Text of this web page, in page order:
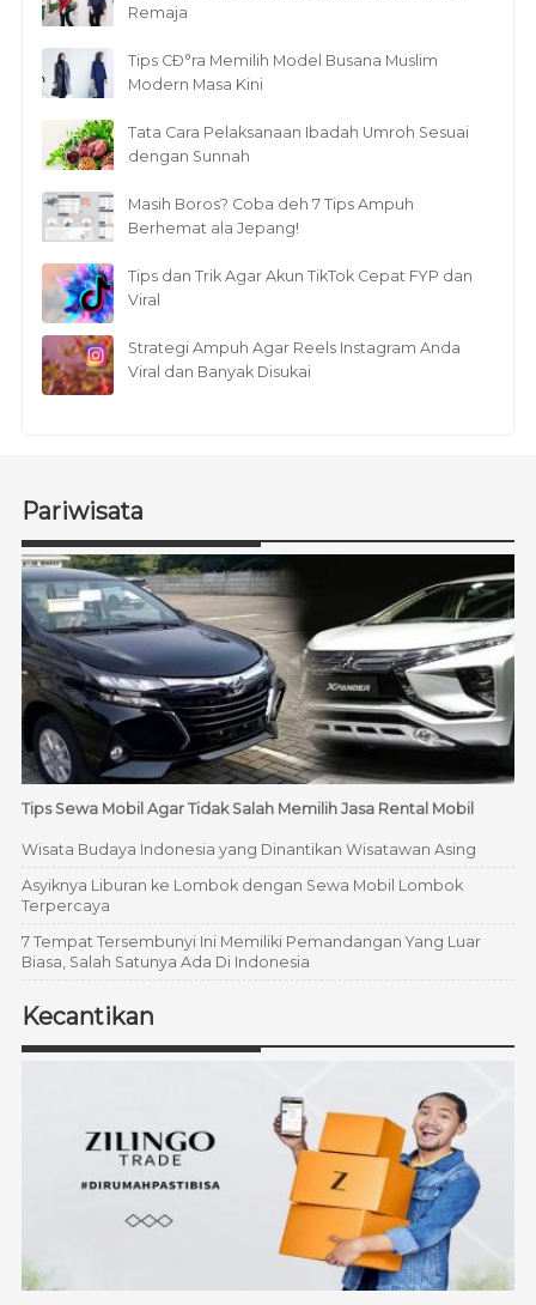
Remaja
Tips CÐ°ra Memilih Model Busana Muslim
Modern Masa Kini
Tata Cara Pelaksanaan Ibadah Umroh Sesuai
dengan Sunnah
Masih Boros? Coba deh 7 Tips Ampuh
Berhemat ala Jepang!
Tips dan Trik Agar Akun TikTok Cepat FYP dan
Viral
Strategi Ampuh Agar Reels Instagram Anda
Viral dan Banyak Disukai
Pariwisata
Tips Sewa Mobil Agar Tidak Salah Memilih Jasa Rental Mobil
Wisata Budaya Indonesia yang Dinantikan Wisatawan Asing
Asyiknya Liburan ke Lombok dengan Sewa Mobil Lombok
Terpercaya
7 Tempat Tersembunyi Ini Memiliki Pemandangan Yang Luar
Biasa, Salah Satunya Ada Di Indonesia
Kecantikan